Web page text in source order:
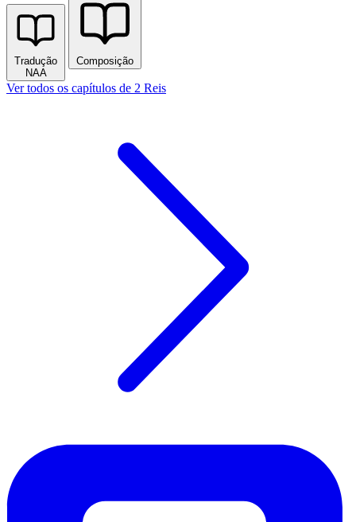
Tradução
NAA
Composição
Ver todos os capítulos de 2 Reis